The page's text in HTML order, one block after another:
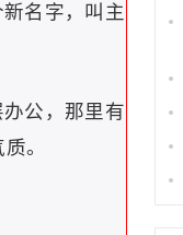
名字，叫主
公，那里有
。